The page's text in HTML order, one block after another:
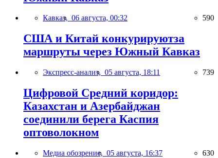
Кавказ, 06 августа, 00:32 590
США и Китай конкурируютза
маршруты через Южный Кавказ
Экспресс-анализ, 05 августа, 18:11 739
Цифровой Средний коридор:
Казахстан и Азербайджан
соединили берега Каспия
оптоволокном
Медиа обозрение, 05 августа, 16:37 630